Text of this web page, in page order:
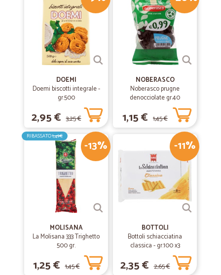
OTTIMI PRODOTTI
OTTIMI PRODOTTI
29/05/2019
—Paolo M.
Per ora … poco o niente da dire
Per ora … poco o niente da dire. La mia esperienza con questo market
si limita ad una sola ordinazione. Ho dato 4 stelle perché c'è un limite
minimo di spesa che ne invalida un po' la praticità.
22/03/2019
Marco M.
Tutto bene, servizio rapido, tutto come promesso.
18/02/2019
—Stefano U.
Consigliatissima
28/01/2019
Rosa D.
Eccezionale io sono della Basilicata e…
DOEMI
Doemi biscotti integrale -
gr.500
2,95 € 3,25 €
NOBERASCO
Noberasco prugne
denocciolate gr.40
1,15 € 1,45 €
-13%
RIBASSATO1,49€
MOLISANA
La Molisana 333 Trighetto
500 gr.
1,25 € 1,45 €
-11%
BOTTOLI
Bottoli schiacciatina
classica - gr.100 x3
2,35 € 2,65 €